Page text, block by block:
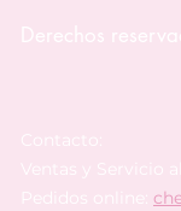
cilantro fresco, jugo
Derechos
Contacto:
Ventas y Servicio
Pedidos online: